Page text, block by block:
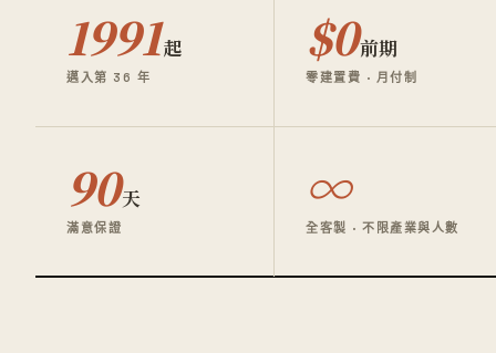
1991起
邁入第 36 年
$0前期
零建置費 · 月付制
90天
滿意保證
∞
全客製 · 不限產業與人數